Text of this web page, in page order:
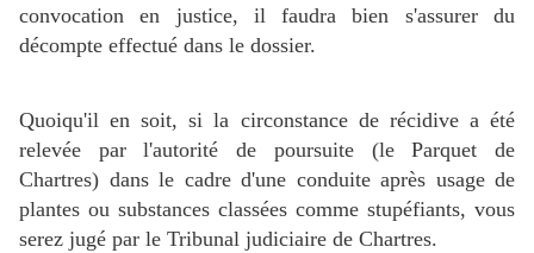
convocation en justice, il faudra bien s'assurer du
décompte effectué dans le dossier.
Quoiqu'il en soit, si la circonstance de récidive a été
relevée par l'autorité de poursuite (le Parquet de
Chartres) dans le cadre d'une conduite après usage de
plantes ou substances classées comme stupéfiants, vous
serez jugé par le Tribunal judiciaire de Chartres.